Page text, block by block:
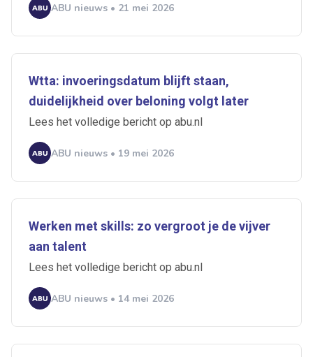
ABU nieuws • 21 mei 2026
Wtta: invoeringsdatum blijft staan,
duidelijkheid over beloning volgt later
Lees het volledige bericht op abu.nl
ABU nieuws • 19 mei 2026
Werken met skills: zo vergroot je de vijver
aan talent
Lees het volledige bericht op abu.nl
ABU nieuws • 14 mei 2026